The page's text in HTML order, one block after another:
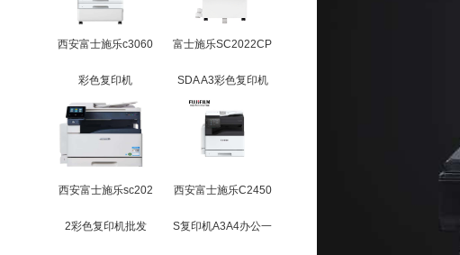
西安富士施乐c3060
彩色复印机
富士施乐SC2022CP
SDA A3彩色复印机
西安富士施乐sc202
2彩色复印机批发
西安富士施乐C2450
S复印机A3A4办公一